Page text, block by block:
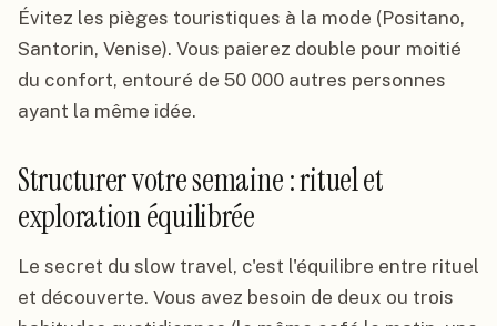
Évitez les pièges touristiques à la mode (Positano,
Santorin, Venise). Vous paierez double pour moitié
du confort, entouré de 50 000 autres personnes
ayant la même idée.
Structurer votre semaine : rituel et
exploration équilibrée
Le secret du slow travel, c'est l'équilibre entre rituel
et découverte. Vous avez besoin de deux ou trois